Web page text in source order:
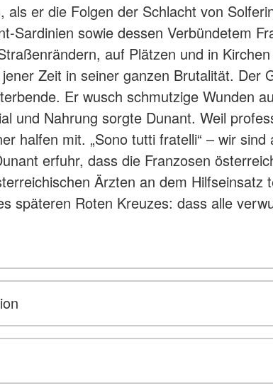
er die Folgen der Schlacht von
sowie dessen Verbündetem
auf Plätzen und in
Zeit in seiner ganzen Brutalität. Der
Er wusch schmutzige Wunden
und Nahrung sorgte Dunant. Weil
halfen mit. „Sono tutti fratelli“ – wir
erfuhr, dass die Franzosen
Ärzten an dem Hilfseinsatz
späteren Roten Kreuzes: dass alle